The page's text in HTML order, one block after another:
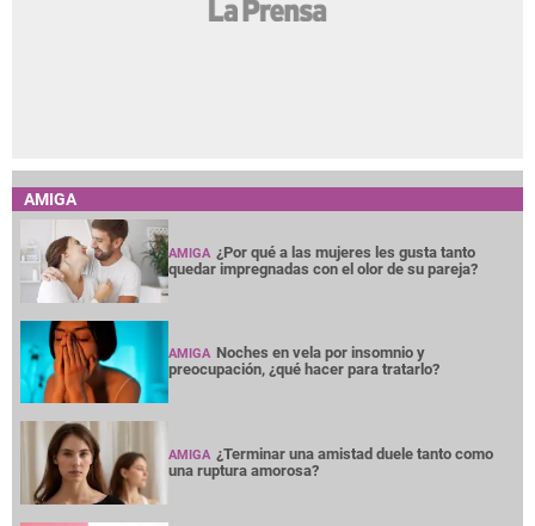
AMIGA
AMIGA ¿Por qué a las mujeres les gusta tanto
quedar impregnadas con el olor de su pareja?
AMIGA Noches en vela por insomnio y
preocupación, ¿qué hacer para tratarlo?
AMIGA ¿Terminar una amistad duele tanto como
una ruptura amorosa?